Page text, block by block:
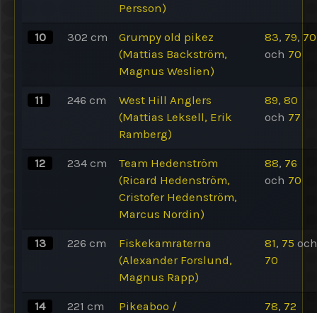
Persson)
10 302 cm
Grumpy old pikez
(Mattias Backström,
Magnus Weslien)
83, 79, 70
och 70
11 246 cm
West Hill Anglers
(Mattias Leksell, Erik
Ramberg)
89, 80
och 77
12 234 cm
Team Hedenström
(Ricard Hedenström,
Cristofer Hedenström,
Marcus Nordin)
88, 76
och 70
13 226 cm
Fiskekamraterna
(Alexander Forslund,
Magnus Rapp)
81, 75 och
70
14 221 cm
Pikeaboo /
78, 72